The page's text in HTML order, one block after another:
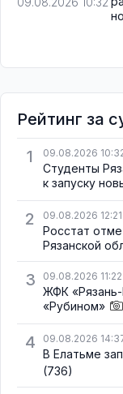
Рейтинг за
1
09.08.2026
Студенты
к запуску
2 09.08.2026 12:21
Росстат
Рязанской
3 09.08.2026 11:22
ЖФК
«Рубином»
4 09.08.2026
В Елатьме
(736)